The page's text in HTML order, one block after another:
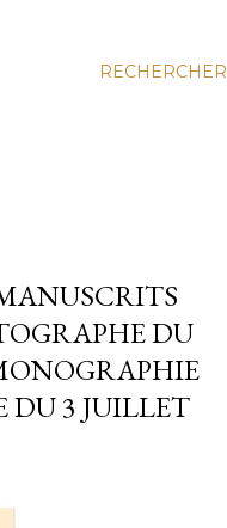
RECHERCHER
DU
DU 3 JUILLET